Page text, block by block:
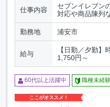
仕事内容
セブンイレブン
対応や商品陳列
勤務地 浦安市
給与
【日勤／夕勤
1,750円～
60代以上活躍中 職種未経
ここがオススメ！